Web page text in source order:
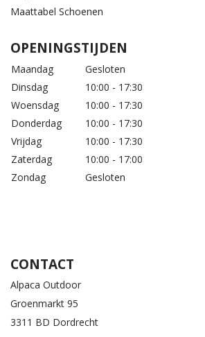
Maattabel Schoenen
OPENINGSTIJDEN
Maandag
Gesloten
Dinsdag
10:00 - 17:30
Woensdag
10:00 - 17:30
Donderdag
10:00 - 17:30
Vrijdag
10:00 - 17:30
Zaterdag
10:00 - 17:00
Zondag
Gesloten
CONTACT
Alpaca Outdoor
Groenmarkt 95
3311 BD Dordrecht